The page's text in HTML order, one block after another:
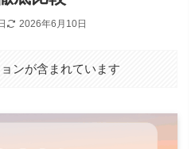
2026年6月10日
ンが含まれています